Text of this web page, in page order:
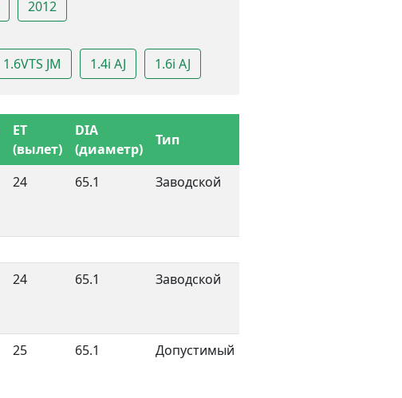
2012
1.6VTS JM 1.4i AJ 1.6i AJ
ET
(вылет)
DIA
(диаметр)
Тип
24 65.1 Заводской
24 65.1 Заводской
25 65.1 Допустимый